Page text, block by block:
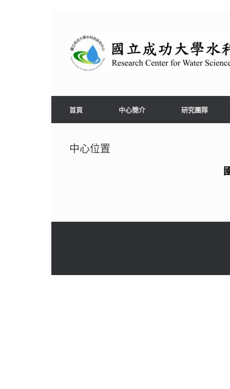
首頁 中心簡介 研究團隊
中心位置